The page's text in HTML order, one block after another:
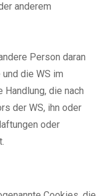
anderem
Person daran
die WS im
die nach
der WS, ihn oder
oder